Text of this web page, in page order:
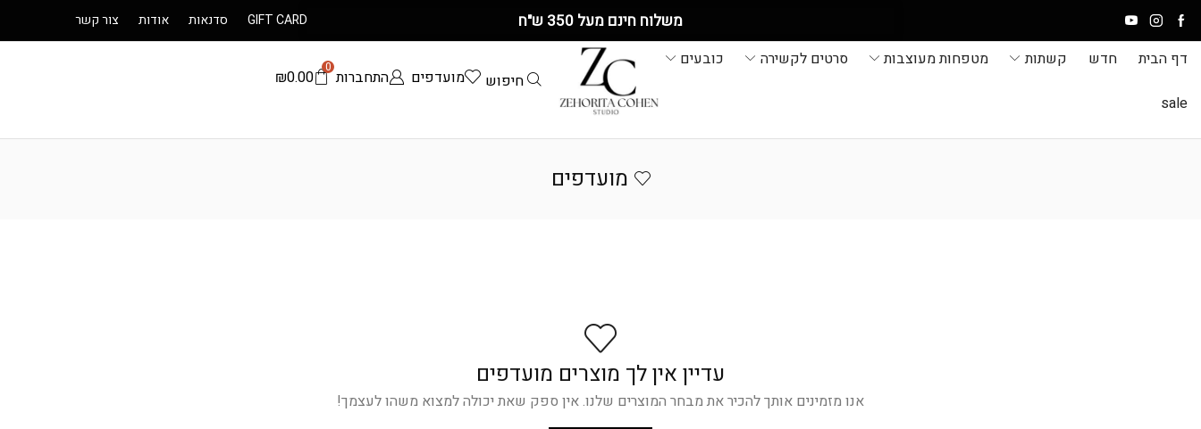
משלוח חינם מעל 350 ש"ח GIFT CARD סדנאות אודות צור קשר
דף הבית חדש קשתות מטפחות מעוצבות סרטים לקשירה כובעים
sale
חיפוש מועדפים התחברות 0
₪0.00
מועדפים
עדיין אין לך מוצרים מועדפים
אנו מזמינים אותך להכיר את מבחר המוצרים שלנו. אין ספק שאת יכולה למצוא משהו לעצמך!